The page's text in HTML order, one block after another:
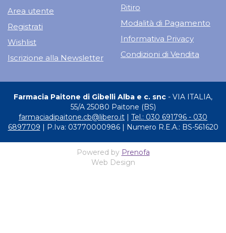
Area utente
Registrati
Wishlist
Iscrizione alla Newsletter
Ritiro
Modalità di Pagamento
Informativa Privacy
Condizioni di Vendita
Farmacia Paitone di Gibelli Alba e c. snc - VIA ITALIA,
55/A 25080 Paitone (BS)
farmaciadipaitone.cb@libero.it
Tel.: 030 691796 - 030
6897709 | P.Iva: 03770000986 | Numero R.E.A.: BS-561620
Powered by Prenofa
Web Design